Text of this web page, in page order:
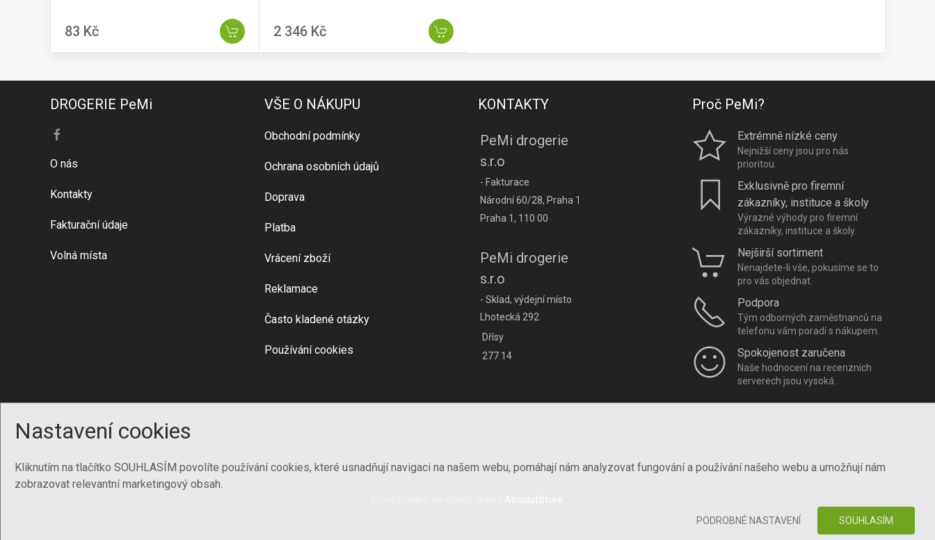
Nastavení cookies
Kliknutím na tlačítko SOUHLASÍM povolíte používání cookies, které usnadňují navigaci na našem webu, pomáhají nám analyzovat fungování a používání našeho webu a umožňují nám
zobrazovat relevantní marketingový obsah.
PODROBNÉ NASTAVENÍ SOUHLASÍM
83 Kč 2 346 Kč
DROGERIE PeMi
O nás
Kontakty
Fakturační údaje
Volná místa
VŠE O NÁKUPU
Obchodní podmínky
Ochrana osobních údajů
Doprava
Platba
Vrácení zboží
Reklamace
Často kladené otázky
Používání cookies
KONTAKTY
PeMi drogerie
s.r.o
- Fakturace
Národní 60/28, Praha 1
Praha 1, 110 00
PeMi drogerie
s.r.o
- Sklad, výdejní místo
Lhotecká 292
Dřísy
277 14
Proč PeMi?
Extrémně nízké ceny
Nejnižší ceny jsou pro nás
prioritou.
Exklusivně pro firemní
zákazníky, instituce a školy
Výrazné výhody pro firemní
zákazníky, instituce a školy.
Nejširší sortiment
Nenajdete-li vše, pokusíme se to
pro vás objednat.
Podpora
Tým odborných zaměstnanců na
telefonu vám poradí s nákupem.
Spokojenost zaručena
Naše hodnocení na recenzních
serverech jsou vysoká.